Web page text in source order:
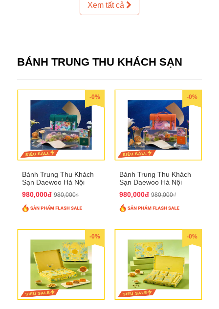
Xem tất cả
BÁNH TRUNG THU KHÁCH SẠN
-0%
Bánh Trung Thu Khách
Sạn Daewoo Hà Nội
QTTT30
980,000đ 980,000₫
-0%
Bánh Trung Thu Khách
Sạn Daewoo Hà Nội
QTTT31
980,000đ 980,000₫
-0% -0%